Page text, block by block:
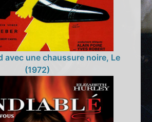
avec une chaussure noire, Le
(1972)